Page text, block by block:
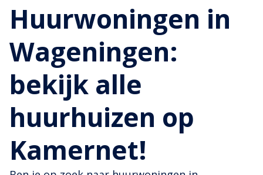
Huurwoningen in
Wageningen:
bekijk alle
huurhuizen op
Kamernet!